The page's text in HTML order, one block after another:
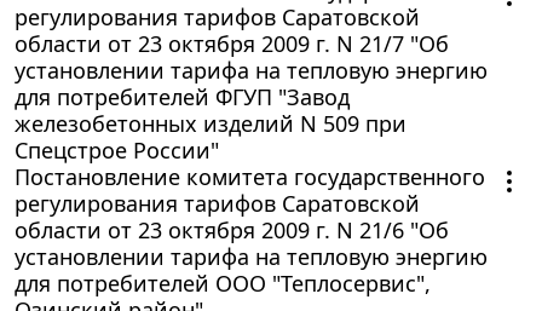
регулирования тарифов Саратовской
области от 23 октября 2009 г. N 21/7 "Об
установлении тарифа на тепловую энергию
для потребителей ФГУП "Завод
железобетонных изделий N 509 при
Спецстрое России"
Постановление комитета государственного
регулирования тарифов Саратовской
области от 23 октября 2009 г. N 21/6 "Об
установлении тарифа на тепловую энергию
для потребителей ООО "Теплосервис",